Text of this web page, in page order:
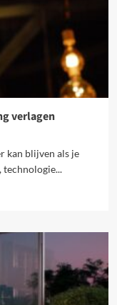
verlagen
kan blijven als je
technologie...